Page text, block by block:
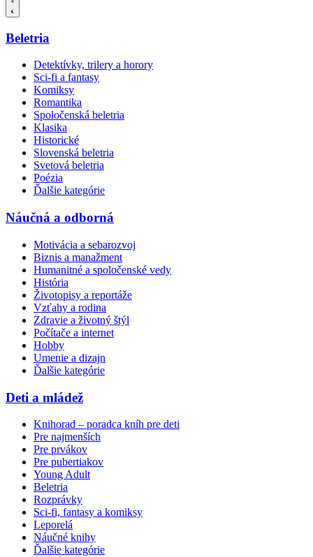
Beletria
Detektívky, trilery a horory
Sci-fi a fantasy
Komiksy
Romantika
Spoločenská beletria
Klasika
Historické
Slovenská beletria
Svetová beletria
Poézia
Ďalšie kategórie
Náučná a odborná
Motivácia a sebarozvoj
Biznis a manažment
Humanitné a spoločenské vedy
História
Životopisy a reportáže
Vzťahy a rodina
Zdravie a životný štýl
Počítače a internet
Hobby
Umenie a dizajn
Ďalšie kategórie
Deti a mládež
Knihorad – poradca kníh pre deti
Pre najmenších
Pre prvákov
Pre pubertiakov
Young Adult
Beletria
Rozprávky
Sci-fi, fantasy a komiksy
Leporelá
Náučné knihy
Ďalšie kategórie